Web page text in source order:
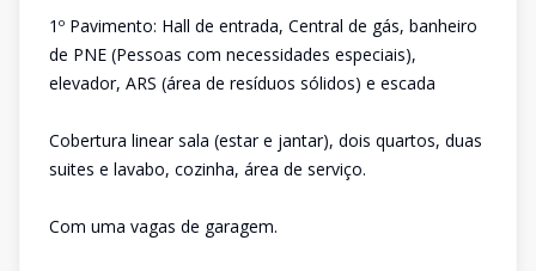
1º Pavimento: Hall de entrada, Central de gás, banheiro
de PNE (Pessoas com necessidades especiais),
elevador, ARS (área de resíduos sólidos) e escada
Cobertura linear sala (estar e jantar), dois quartos, duas
suites e lavabo, cozinha, área de serviço.
Com uma vagas de garagem.